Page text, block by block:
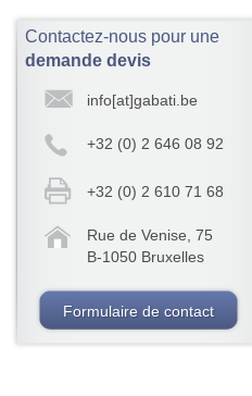
Contactez-nous pour une
demande devis
info[at]gabati.be
+32 (0) 2 646 08 92
+32 (0) 2 610 71 68
Rue de Venise, 75
B-1050 Bruxelles
Formulaire de contact